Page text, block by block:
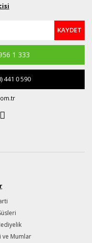
KAYDET
1 333
441 0 590
ve Mumlar